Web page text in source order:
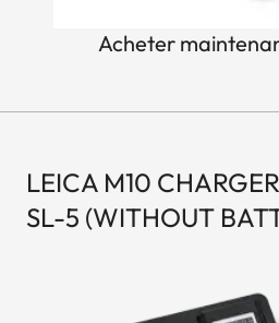
Acheter
LEICA M10
SL-5 (WITHOUT